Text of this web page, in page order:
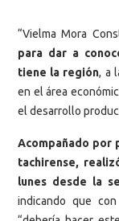
“Vielma Mora
para dar a
tiene la región, a
en el área
el desarrollo
Acompañado por
tachirense,
lunes desde la
indicando que